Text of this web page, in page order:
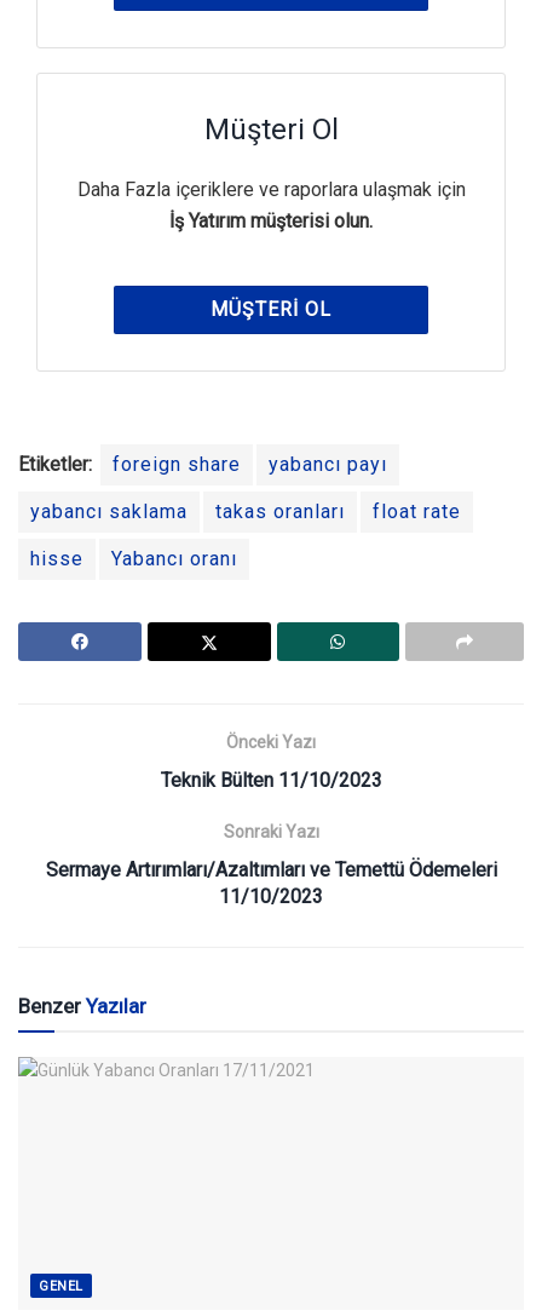
Müşteri Ol
Daha Fazla içeriklere ve raporlara ulaşmak için
İş Yatırım müşterisi olun.
MÜŞTERI OL
Etiketler: foreign share yabancı payı
yabancı saklama takas oranları float rate
hisse Yabancı oranı
Önceki Yazı
Teknik Bülten 11/10/2023
Sonraki Yazı
Sermaye Artırımları/Azaltımları ve Temettü Ödemeleri
11/10/2023
BenzerYazılar
GENEL